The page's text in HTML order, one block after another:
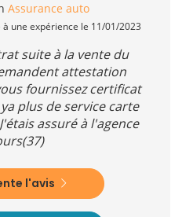
Assurance auto
une expérience le 11/01/2023
suite à la vente du
attestation
fournissez certificat
plus de service carte
assuré à l'agence
l'avis